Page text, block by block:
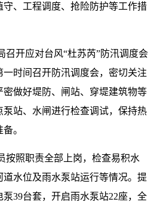
、工程调度、抢险防护等工作措
召开应对台风“杜苏芮”防汛调度会
时间召开防汛调度会，密切关注
做好堤防、闸站、穿堤建筑物等
站、水闸进行检查调试，保持热
。
按照职责全部上岗，检查易积水
水位及雨水泵站运行等情况。提
39台套，开启雨水泵站22座，全